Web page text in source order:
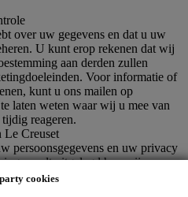
cookies
over uw gegevens en dat u uw
U kunt erop rekenen dat wij
aan derden zullen
Voor informatie of
kunt u ons mailen op
laten weten waar wij u mee van
reageren.
Le Creuset
persoonsgegevens en uw privacy
wordt uitgelegd hoe wij uw
verwerken in overeenstemming